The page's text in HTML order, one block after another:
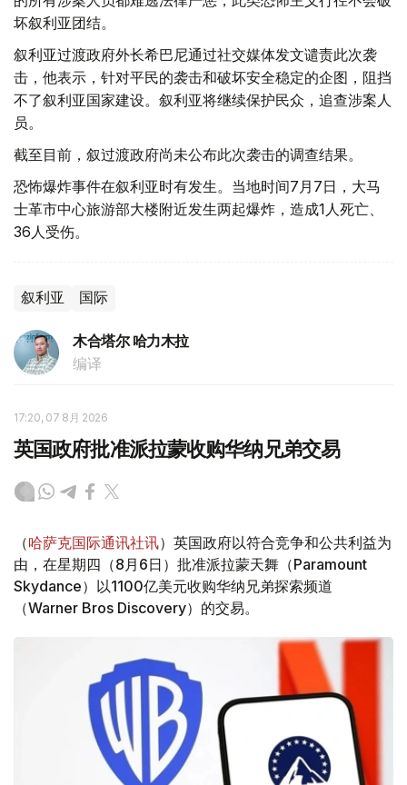
坏叙利亚团结。
叙利亚过渡政府外长希巴尼通过社交媒体发文谴责此次袭
击，他表示，针对平民的袭击和破坏安全稳定的企图，阻挡
不了叙利亚国家建设。叙利亚将继续保护民众，追查涉案人
员。
截至目前，叙过渡政府尚未公布此次袭击的调查结果。
恐怖爆炸事件在叙利亚时有发生。当地时间7月7日，大马
士革市中心旅游部大楼附近发生两起爆炸，造成1人死亡、
36人受伤。
叙利亚 国际
木合塔尔 哈力木拉
编译
17:20, 07 8月 2026
英国政府批准派拉蒙收购华纳兄弟交易
（哈萨克国际通讯社讯）英国政府以符合竞争和公共利益为
由，在星期四（8月6日）批准派拉蒙天舞（Paramount
Skydance）以1100亿美元收购华纳兄弟探索频道
（Warner Bros Discovery）的交易。